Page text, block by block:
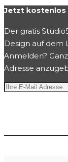
Jetzt kostenlos
Der gratis
Design auf dem
Anmelden?
Adresse